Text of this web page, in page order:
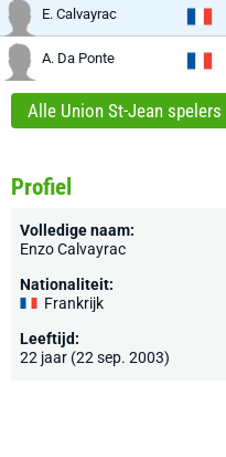
E. Calvayrac
A. Da Ponte
Alle Union St-Jean spelers
Profiel
Volledige naam:
Enzo Calvayrac
Nationaliteit:
Frankrijk
Leeftijd:
22 jaar (22 sep. 2003)